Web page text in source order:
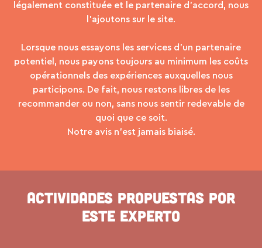
légalement constituée et le partenaire d’accord, nous
l’ajoutons sur le site.
Lorsque nous essayons les services d’un partenaire
potentiel, nous payons toujours au minimum les coûts
opérationnels des expériences auxquelles nous
participons. De fait, nous restons libres de les
recommander ou non, sans nous sentir redevable de
quoi que ce soit.
Notre avis n’est jamais biaisé.
Actividades propuestas por
este experto